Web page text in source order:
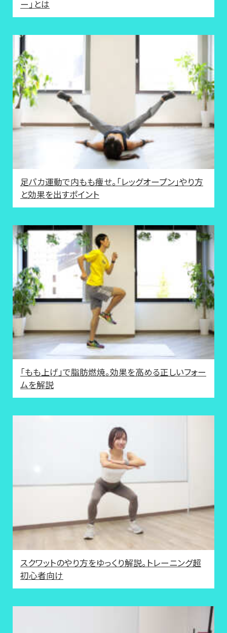
ー」とは
足パカ運動で内もも痩せ。「レッグオープン」やり方
と効果を出すポイント
「もも上げ」で脂肪燃焼。効果を高める正しいフォー
ムを解説
スクワットのやり方をゆっくり解説。トレーニング超
初心者向け